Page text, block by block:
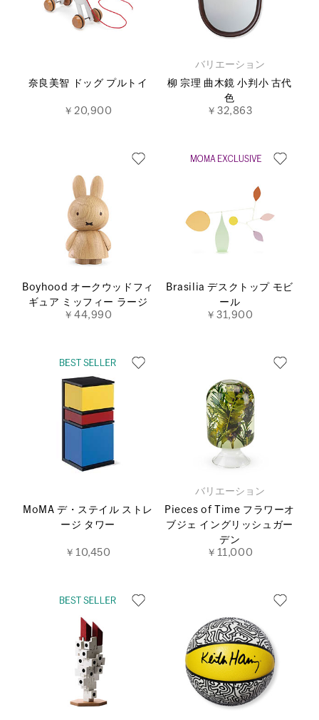
奈良美智 ドッグ プルトイ
￥20,900
バリエーション
柳 宗理 曲木鏡 小判小 古代
色
￥32,863
Boyhood オークウッドフィ
ギュア ミッフィー ラージ
￥44,990
Brasilia デスクトップ モビ
ール
￥31,900
MoMA デ・ステイル ストレ
ージ タワー
￥10,450
バリエーション
Pieces of Time フラワーオ
ブジェ イングリッシュガー
デン
￥11,000